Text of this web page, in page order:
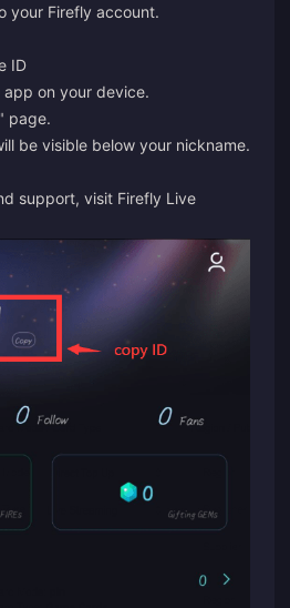
your Firefly account.
ID
app on your device.
page.
be visible below your nickname.
support, visit Firefly Live